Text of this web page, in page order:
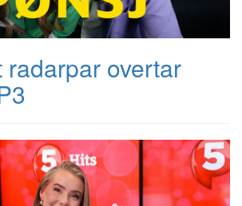
radarpar overtar